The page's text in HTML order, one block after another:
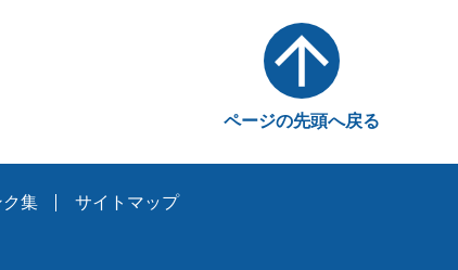
ページの先頭へ戻る
ク集 サイトマップ